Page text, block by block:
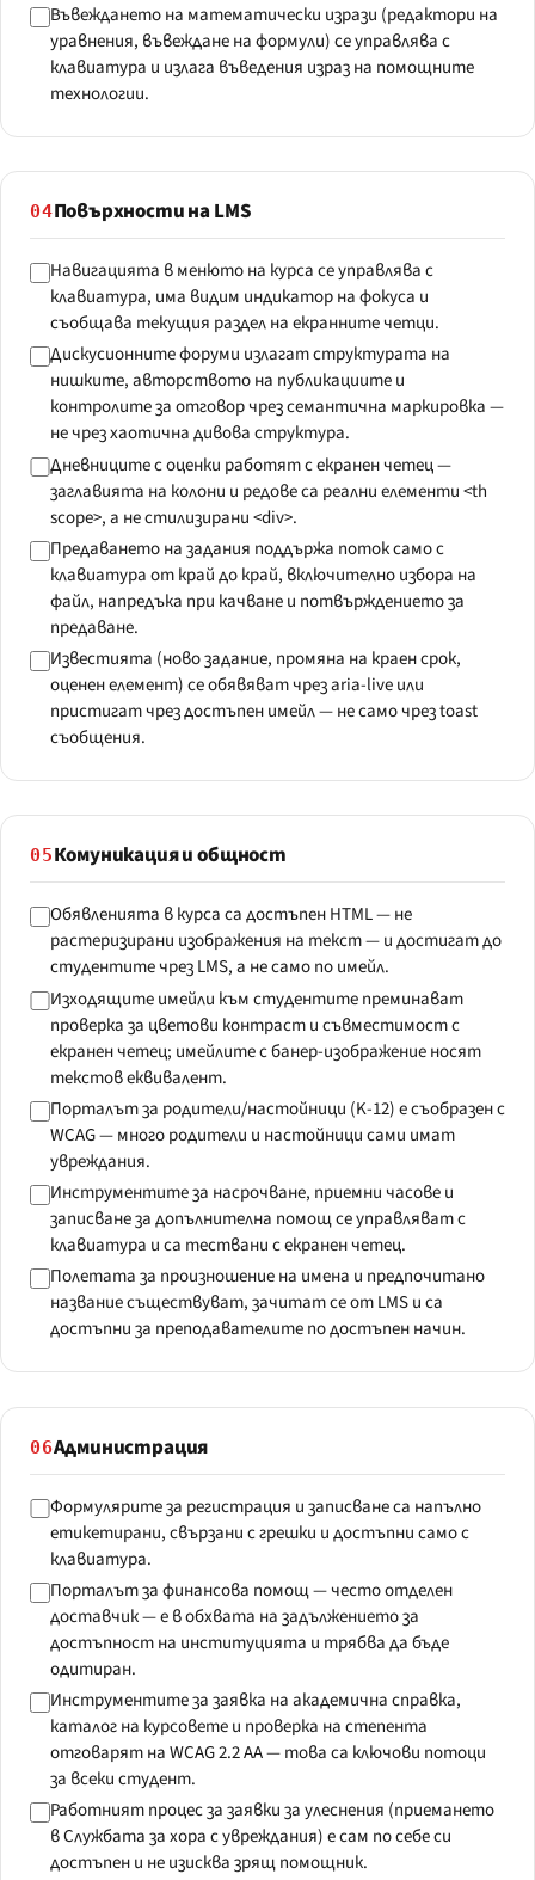
Въвеждането на математически изрази (редактори на
уравнения, въвеждане на формули) се управлява с
клавиатура и излага въведения израз на помощните
технологии.
04Повърхности на LMS
Навигацията в менюто на курса се управлява с
клавиатура, има видим индикатор на фокуса и
съобщава текущия раздел на екранните четци.
Дискусионните форуми излагат структурата на
нишките, авторството на публикациите и
контролите за отговор чрез семантична маркировка —
не чрез хаотична дивова структура.
Дневниците с оценки работят с екранен четец —
заглавията на колони и редове са реални елементи <th
scope>, а не стилизирани <div>.
Предаването на задания поддържа поток само с
клавиатура от край до край, включително избора на
файл, напредъка при качване и потвърждението за
предаване.
Известията (ново задание, промяна на краен срок,
оценен елемент) се обявяват чрез aria-live или
пристигат чрез достъпен имейл — не само чрез toast
съобщения.
05Комуникация и общност
Обявленията в курса са достъпен HTML — не
растеризирани изображения на текст — и достигат до
студентите чрез LMS, а не само по имейл.
Изходящите имейли към студентите преминават
проверка за цветови контраст и съвместимост с
екранен четец; имейлите с банер-изображение носят
текстов еквивалент.
Порталът за родители/настойници (K-12) е съобразен с
WCAG — много родители и настойници сами имат
увреждания.
Инструментите за насрочване, приемни часове и
записване за допълнителна помощ се управляват с
клавиатура и са тествани с екранен четец.
Полетата за произношение на имена и предпочитано
название съществуват, зачитат се от LMS и са
достъпни за преподавателите по достъпен начин.
06Администрация
Формулярите за регистрация и записване са напълно
етикетирани, свързани с грешки и достъпни само с
клавиатура.
Порталът за финансова помощ — често отделен
доставчик — е в обхвата на задължението за
достъпност на институцията и трябва да бъде
одитиран.
Инструментите за заявка на академична справка,
каталог на курсовете и проверка на степента
отговарят на WCAG 2.2 AA — това са ключови потоци
за всеки студент.
Работният процес за заявки за улеснения (приемането
в Службата за хора с увреждания) е сам по себе си
достъпен и не изисква зрящ помощник.